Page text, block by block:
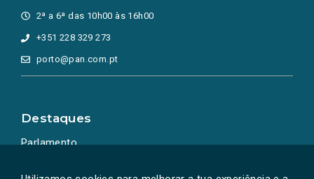
2ª a 6ª das 10h00 às 16h00
+351 228 329 273
porto@pan.com.pt
Destaques
Parlamento